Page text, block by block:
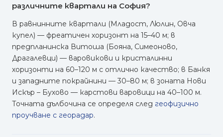
различните квартали на София?
В равнинните квартали (Младост, Люлин, Овча
купел) — фреатичен хоризонт на 15–40 м; в
предпланинска Витоша (Бояна, Симеоново,
Драгалевци) — варовикови и кристалинни
хоризонти на 60–120 м с отлично качество; в Банкя
и западните покрайнини — 30–80 м; в зоната Нови
Искър – Бухово — карстови варовици на 40–100 м.
Точната дълбочина се определя след геофизично
проучване с георадар.